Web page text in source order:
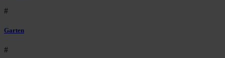
#
Garten
#